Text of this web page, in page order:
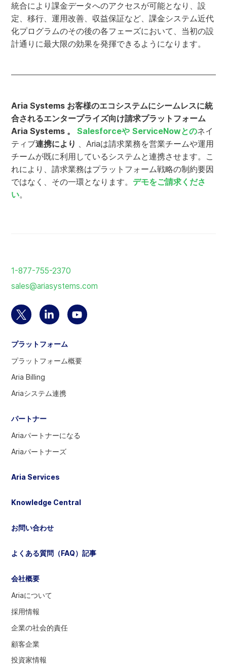
統合により課金データへのアクセスが可能となり、設
定、移行、運用改善、収益保証など、課金システム近代
化プログラムのその後の各フェーズにおいて、当初の設
計通りに最大限の効果を発揮できるようになります。
Aria Systems お客様のエコシステムにシームレスに統
合されるエンタープライズ向け請求プラットフォーム
Aria Systems 。Salesforceや ServiceNowとのネイ
ティブ連携により 、Ariaは請求業務を営業チームや運用
チームが既に利用しているシステムと連携させます。こ
れにより、請求業務はプラットフォーム戦略の制約要因
ではなく、その一環となります。 デモをご請求くださ
い。
ペ
ー
ジ
戻
1-877-755-2370
sales@ariasystems.com
Twitter
カ
ウ
を
択
Linkedin
ア
カ
ト
YouTube
ウ
す
択
だ
プラットフォーム
プラットフォーム概要
Aria Billing
Ariaシステム連携
パートナー
Ariaパートナーになる
Ariaパートナーズ
会社概要
Ariaについて
採用情報
企業の社会的責任
顧客企業
投資家情報
Aria Services
Knowledge Central
お問い合わせ
よくある質問（FAQ）記事